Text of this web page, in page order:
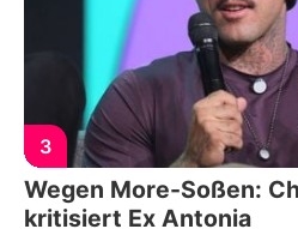
3
Wegen More-Soßen:
kritisiert Ex Antonia